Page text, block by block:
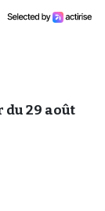
29 août